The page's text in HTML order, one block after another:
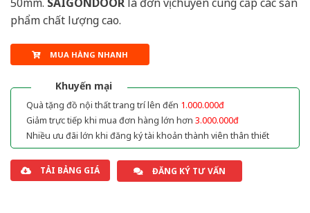
phẩm chất lượng cao.
MUA HÀNG NHANH
Khuyến mại
Quà tặng đồ nội thất trang trí lên đến 1.000.000đ
Giảm trực tiếp khi mua đơn hàng lớn hơn 3.000.000đ
Nhiều ưu đãi lớn khi đăng ký tài khoản thành viên thân thiết
TẢI BẢNG GIÁ ĐĂNG KÝ TƯ VẤN